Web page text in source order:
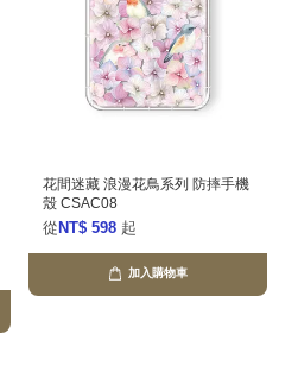
花間迷藏 浪漫花鳥系列 防摔手機
殼 CSAC08
從 NT$ 598 起
加入購物車